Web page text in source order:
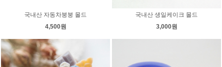
국내산 자동차붕붕 몰드
4,500원
국내산 생일케이크 몰드
3,000원